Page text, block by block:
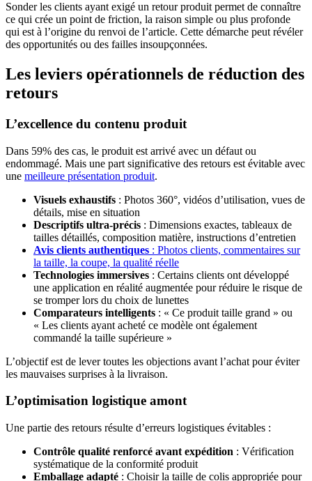
Sonder les clients ayant exigé un retour produit permet de connaître
ce qui crée un point de friction, la raison simple ou plus profonde
qui est à l’origine du renvoi de l’article. Cette démarche peut révéler
des opportunités ou des failles insoupçonnées.
Les leviers opérationnels de réduction des
retours
L’excellence du contenu produit
Dans 59% des cas, le produit est arrivé avec un défaut ou
endommagé. Mais une part significative des retours est évitable avec
une meilleure présentation produit.
Visuels exhaustifs : Photos 360°, vidéos d’utilisation, vues de
détails, mise en situation
Descriptifs ultra-précis : Dimensions exactes, tableaux de
tailles détaillés, composition matière, instructions d’entretien
Avis clients authentiques : Photos clients, commentaires sur
la taille, la coupe, la qualité réelle
Technologies immersives : Certains clients ont développé
une application en réalité augmentée pour réduire le risque de
se tromper lors du choix de lunettes
Comparateurs intelligents : « Ce produit taille grand » ou
« Les clients ayant acheté ce modèle ont également
commandé la taille supérieure »
L’objectif est de lever toutes les objections avant l’achat pour éviter
les mauvaises surprises à la livraison.
L’optimisation logistique amont
Une partie des retours résulte d’erreurs logistiques évitables :
Contrôle qualité renforcé avant expédition : Vérification
systématique de la conformité produit
Emballage adapté : Choisir la taille de colis appropriée pour